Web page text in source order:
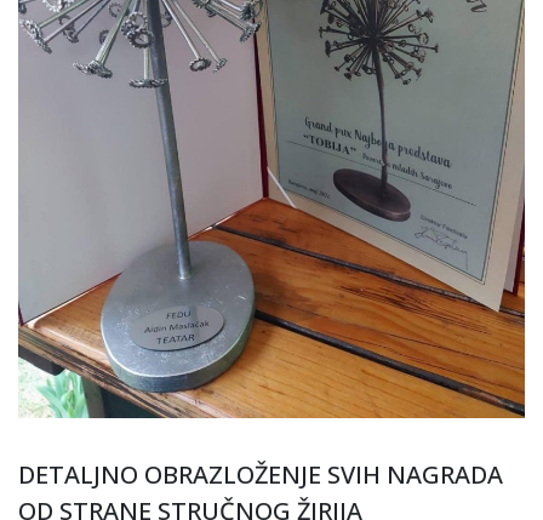
DETALJNO OBRAZLOŽENJE SVIH NAGRADA
OD STRANE STRUČNOG ŽIRIJA